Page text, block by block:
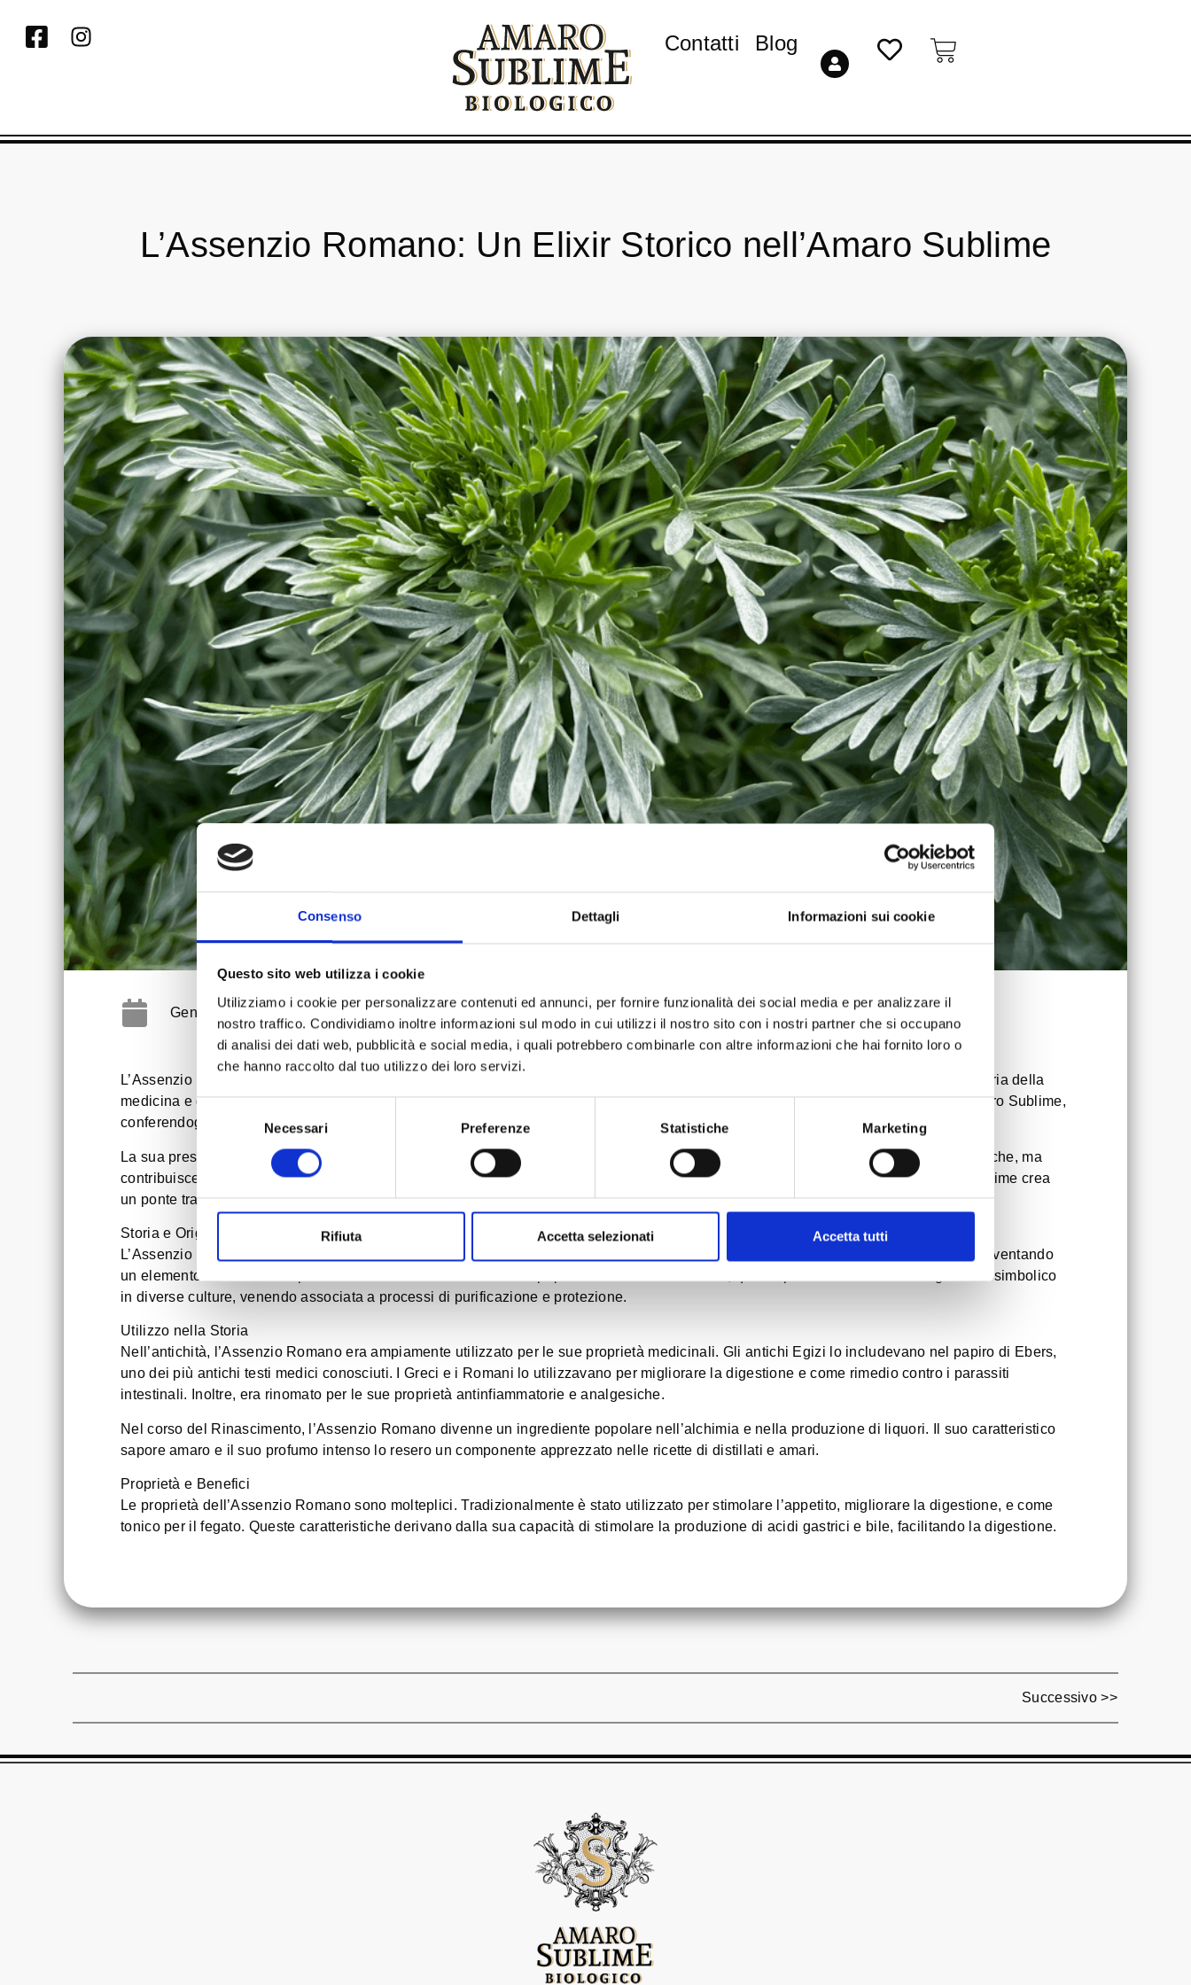
Consenso Dettagli Informazioni sui cookie
Questo sito web utilizza i cookie
Utilizziamo i cookie per personalizzare contenuti ed annunci, per fornire funzionalità dei social media e per analizzare il
nostro traffico. Condividiamo inoltre informazioni sul modo in cui utilizzi il nostro sito con i nostri partner che si occupano
di analisi dei dati web, pubblicità e social media, i quali potrebbero combinarle con altre informazioni che hai fornito loro o
che hanno raccolto dal tuo utilizzo dei loro servizi.
Selezione
del
Necessari Preferenze Statistiche Marketing
Rifiuta Accetta selezionati Accetta tutti
Contatti Blog
L’Assenzio Romano: Un Elixir Storico nell’Amaro Sublime
Gennaio 5, 2024
L’Assenzio Romano, noto scientificamente come Artemisia absinthium L., è una pianta che ha giocato un ruolo fondamentale nella storia della
medicina e della distilleria. Questa erba, con le sue radici profonde nella storia e nella cultura, è uno degli ingredienti chiave dell’Amaro Sublime,
conferendogli un carattere distintivo e una ricchezza aromatica senza pari.
La sua presenza sotto forma di estratto non solo arricchisce il profilo aromatico della bevanda con note amare e intensamente aromatiche, ma
contribuisce anche alle sue proprietà digestive. L’aggiunta di questa erba storica in un contesto moderno come quello dell’Amaro Sublime crea
un ponte tra passato e presente, unendo tradizione erboristica e innovazione distillatoria.
Storia e Origini
L’Assenzio Romano vanta una storia antica, con origini che risalgono al Medio Oriente. La sua presenza si è diffusa in tutta Europa, diventando
un elemento comune nelle pratiche medicinali e nelle tradizioni popolari. Nel corso dei secoli, questa pianta ha assunto un significato simbolico
in diverse culture, venendo associata a processi di purificazione e protezione.
Utilizzo nella Storia
Nell’antichità, l’Assenzio Romano era ampiamente utilizzato per le sue proprietà medicinali. Gli antichi Egizi lo includevano nel papiro di Ebers,
uno dei più antichi testi medici conosciuti. I Greci e i Romani lo utilizzavano per migliorare la digestione e come rimedio contro i parassiti
intestinali. Inoltre, era rinomato per le sue proprietà antinfiammatorie e analgesiche.
Nel corso del Rinascimento, l’Assenzio Romano divenne un ingrediente popolare nell’alchimia e nella produzione di liquori. Il suo caratteristico
sapore amaro e il suo profumo intenso lo resero un componente apprezzato nelle ricette di distillati e amari.
Proprietà e Benefici
Le proprietà dell’Assenzio Romano sono molteplici. Tradizionalmente è stato utilizzato per stimolare l’appetito, migliorare la digestione, e come
tonico per il fegato. Queste caratteristiche derivano dalla sua capacità di stimolare la produzione di acidi gastrici e bile, facilitando la digestione.
Successivo >>